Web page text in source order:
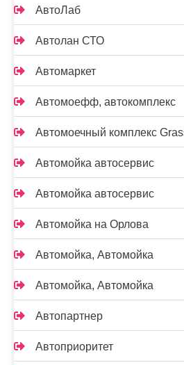
АвтоЛаб
Автолан СТО
Автомаркет
Автомоефф, автокомплекс
Автомоечный комплекс
Автомойка автосервис
Автомойка автосервис
Автомойка на Орлова
Автомойка, Автомойка
Автомойка, Автомойка
Автопартнер
Автоприоритет